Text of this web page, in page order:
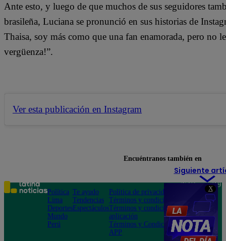
X
Ante esto, y luego de que muchos de sus seguidores
brasileña, Luciana se pronunció en sus historias de
Thaisa, soy más como que una fan enamorada, pero no
vergüenza!”.
Ver esta publicación en Instagram
Siguiente
Encuéntranos también en
Política
Lima
Deportes
Mundo
Perú
Te ayudo
Tendencias
Espectáculos
Política de privacidad
Términos y condiciones
Términos y condiciones
aplicación
Términos y Condiciones
APP
Teléfono: 219
Av. San
Felipe 968
Jesús María